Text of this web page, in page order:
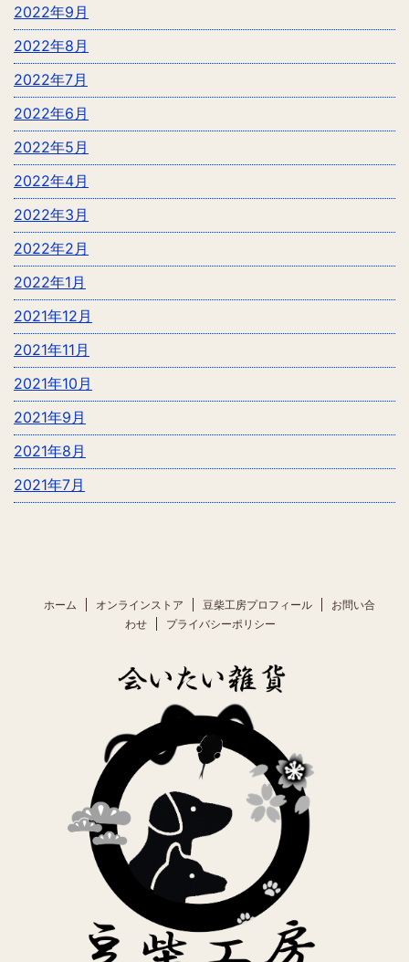
2022年9月
2022年8月
2022年7月
2022年6月
2022年5月
2022年4月
2022年3月
2022年2月
2022年1月
2021年12月
2021年11月
2021年10月
2021年9月
2021年8月
2021年7月
ホーム オンラインストア 豆柴工房プロフィール
お問い合
わせ
プライバシーポリシー